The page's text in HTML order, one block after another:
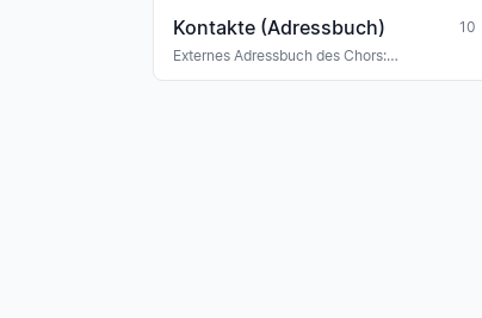
Kontakte (Adressbuch)
10
Externes Adressbuch des Chors: